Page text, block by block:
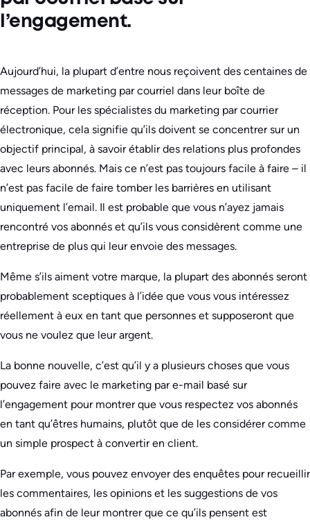
l’engagement.
Aujourd’hui, la plupart d’entre nous reçoivent des centaines de
messages de marketing par courriel dans leur boîte de
réception. Pour les spécialistes du marketing par courrier
électronique, cela signifie qu’ils doivent se concentrer sur un
objectif principal, à savoir établir des relations plus profondes
avec leurs abonnés. Mais ce n’est pas toujours facile à faire – il
n’est pas facile de faire tomber les barrières en utilisant
uniquement l’email. Il est probable que vous n’ayez jamais
rencontré vos abonnés et qu’ils vous considèrent comme une
entreprise de plus qui leur envoie des messages.
Même s’ils aiment votre marque, la plupart des abonnés seront
probablement sceptiques à l’idée que vous vous intéressez
réellement à eux en tant que personnes et supposeront que
vous ne voulez que leur argent.
La bonne nouvelle, c’est qu’il y a plusieurs choses que vous
pouvez faire avec le marketing par e-mail basé sur
l’engagement pour montrer que vous respectez vos abonnés
en tant qu’êtres humains, plutôt que de les considérer comme
un simple prospect à convertir en client.
Par exemple, vous pouvez envoyer des enquêtes pour recueillir
les commentaires, les opinions et les suggestions de vos
abonnés afin de leur montrer que ce qu’ils pensent est